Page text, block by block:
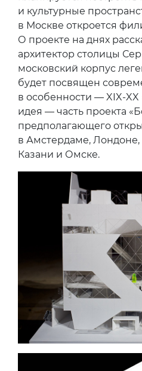
и культурные
в Москве откроется
О проекте на днях
архитектор столицы
московский корпус
будет посвящен
в особенности — XIX-
идея — часть проекта
предполагающего
в Амстердаме,
Казани и Омске.